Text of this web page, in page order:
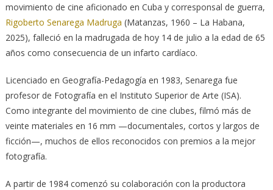
movimiento de cine aficionado en Cuba y corresponsal de guerra,
Rigoberto Senarega Madruga (Matanzas, 1960 – La Habana,
2025), falleció en la madrugada de hoy 14 de julio a la edad de 65
años como consecuencia de un infarto cardíaco.
Licenciado en Geografía-Pedagogía en 1983, Senarega fue
profesor de Fotografía en el Instituto Superior de Arte (ISA).
Como integrante del movimiento de cine clubes, filmó más de
veinte materiales en 16 mm —documentales, cortos y largos de
ficción—, muchos de ellos reconocidos con premios a la mejor
fotografía.
A partir de 1984 comenzó su colaboración con la productora